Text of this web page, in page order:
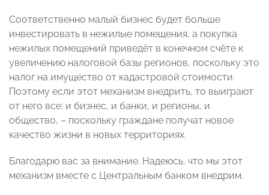
Соответственно малый бизнес будет больше
инвестировать в нежилые помещения, а покупка
нежилых помещений приведёт в конечном счёте к
увеличению налоговой базы регионов, поскольку это
налог на имущество от кадастровой стоимости.
Поэтому если этот механизм внедрить, то выиграют
от него все: и бизнес, и банки, и регионы, и
общество, – поскольку граждане получат новое
качество жизни в новых территориях.
Благодарю вас за внимание. Надеюсь, что мы этот
механизм вместе с Центральным банком внедрим.